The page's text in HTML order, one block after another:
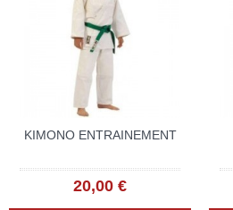
KIMONO ENTRAINEMENT
20,00 €